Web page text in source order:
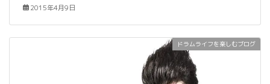
2015年4月9日
ドラムライフを楽しむブログ